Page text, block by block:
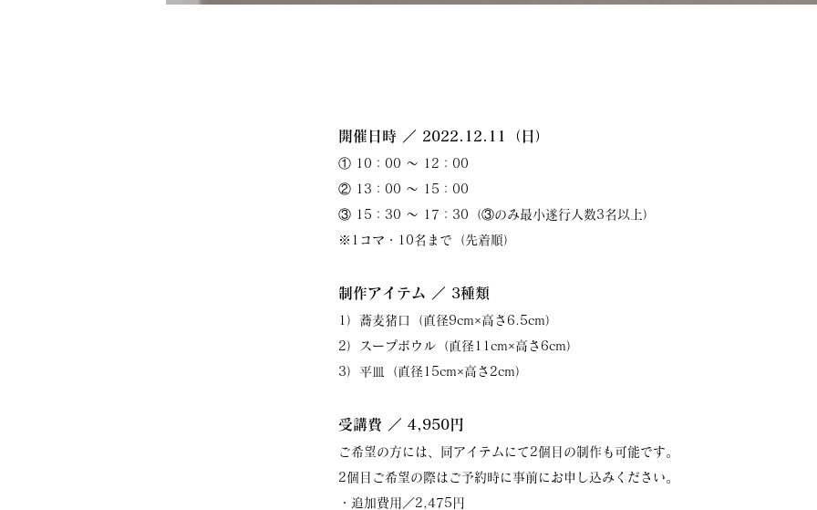
開催日時 ／ 2022.12.11（日）
① 10：00 〜 12：00
② 13：00 〜 15：00
③ 15：30 〜 17：30（③のみ最小遂行人数3名以上）
※1コマ・10名まで（先着順）
制作アイテム ／ 3種類
1）蕎麦猪口（直径9cm×高さ6.5cm）
2）スープボウル（直径11cm×高さ6cm）
3）平皿（直径15cm×高さ2cm）
受講費 ／ 4,950円
ご希望の方には、同アイテムにて2個目の制作も可能です。
2個目ご希望の際はご予約時に事前にお申し込みください。
・追加費用／2,475円